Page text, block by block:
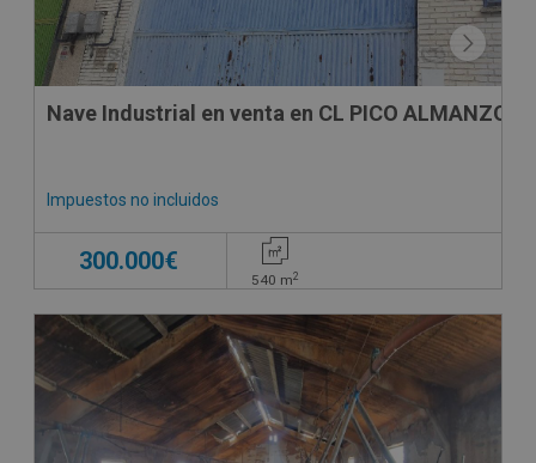
Nave Industrial en venta en CL PICO ALMANZOR,
Impuestos no incluidos
300.000€
540 m2